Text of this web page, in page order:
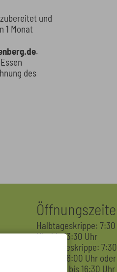
und
1 Monat
.
des
Halbtageskrippe: 7:30
Uhr bis 13:30 Uhr
Ganztageskrippe: 7:30
Uhr bis 16:00 Uhr oder
7:30 Uhr bis 16:30 Uhr